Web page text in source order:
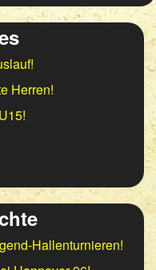
Herren!
Hallenturnieren!